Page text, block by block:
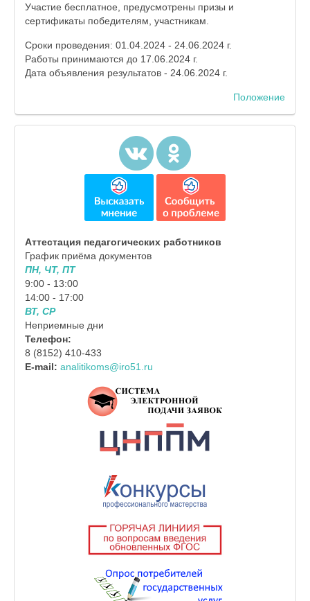
Участие бесплатное, предусмотрены призы и
сертификаты победителям, участникам.
Сроки проведения: 01.04.2024 - 24.06.2024 г.
Работы принимаются до 17.06.2024 г.
Дата объявления результатов - 24.06.2024 г.
Положение
Аттестация педагогических работников
График приёма документов
ПН, ЧТ, ПТ
9:00 - 13:00
14:00 - 17:00
ВТ, СР
Неприемные дни
Телефон:
8 (8152) 410-433
E-mail: analitikoms@iro51.ru